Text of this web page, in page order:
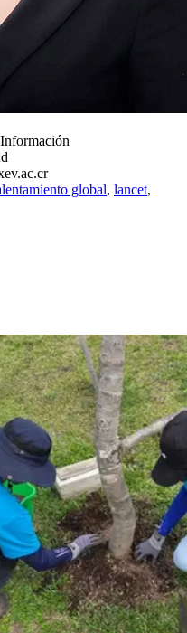
.ac.cr
global, lancet,